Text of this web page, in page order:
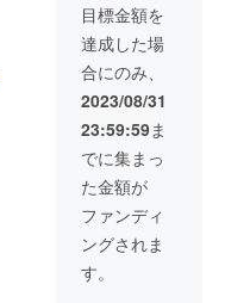
ドキュ
メンタ
リー完
成後の
上映会
チケッ
ト ・音
源デー
タの配
布 ・名
刺の配
布 ・全
OFF会
目標金額を
達成した場
合にのみ、
2023/08/31
23:59:59ま
でに集まっ
た金額が
ファンディ
ングされま
す。